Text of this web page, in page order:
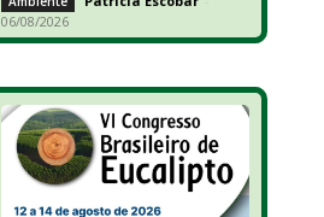
06/08/2026